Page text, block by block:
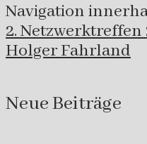
Navigation
2. Netzwerktreffen
Holger Fahrland
Neue Beiträge